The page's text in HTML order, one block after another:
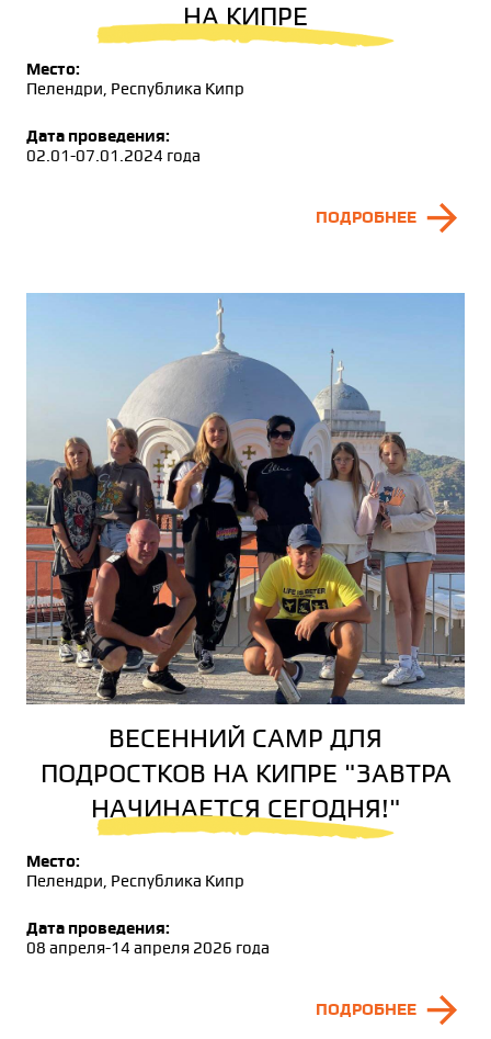
НА КИПРЕ
Место:
Пелендри, Республика Кипр
Дата проведения:
02.01-07.01.2024 года
arrow_forward
ВЕСЕННИЙ CAMP ДЛЯ
ПОДРОСТКОВ НА КИПРЕ "ЗАВТРА
НАЧИНАЕТСЯ СЕГОДНЯ!"
Место:
Пелендри, Республика Кипр
Дата проведения:
08 апреля-14 апреля 2026 года
arrow_forward